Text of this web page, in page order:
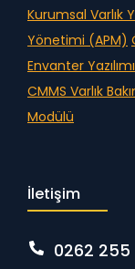
Kurumsal Varlık
Yönetimi (APM)
Envanter Yazılımı
CMMS Varlık
Modülü
İletişim
0262 255